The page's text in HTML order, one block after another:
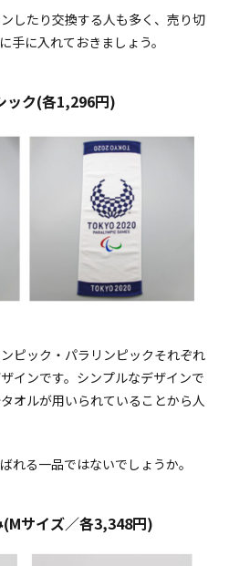
したり交換する人も多く、売り切
手に入れておきましょう。
ック(各1,296円)
ピック・パラリンピックそれぞれ
インです。シンプルなデザインで
オルが用いられていることから人
れる一品ではないでしょうか。
サイズ／各3,348円)